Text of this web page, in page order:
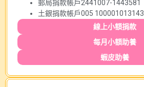
郵局捐款帳戶2441007-1443581
土銀捐款帳戶005 100001013143
線上小額捐款
每月小額助養
蝦皮助養